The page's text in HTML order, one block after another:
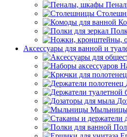
Аксессуары для ванной и